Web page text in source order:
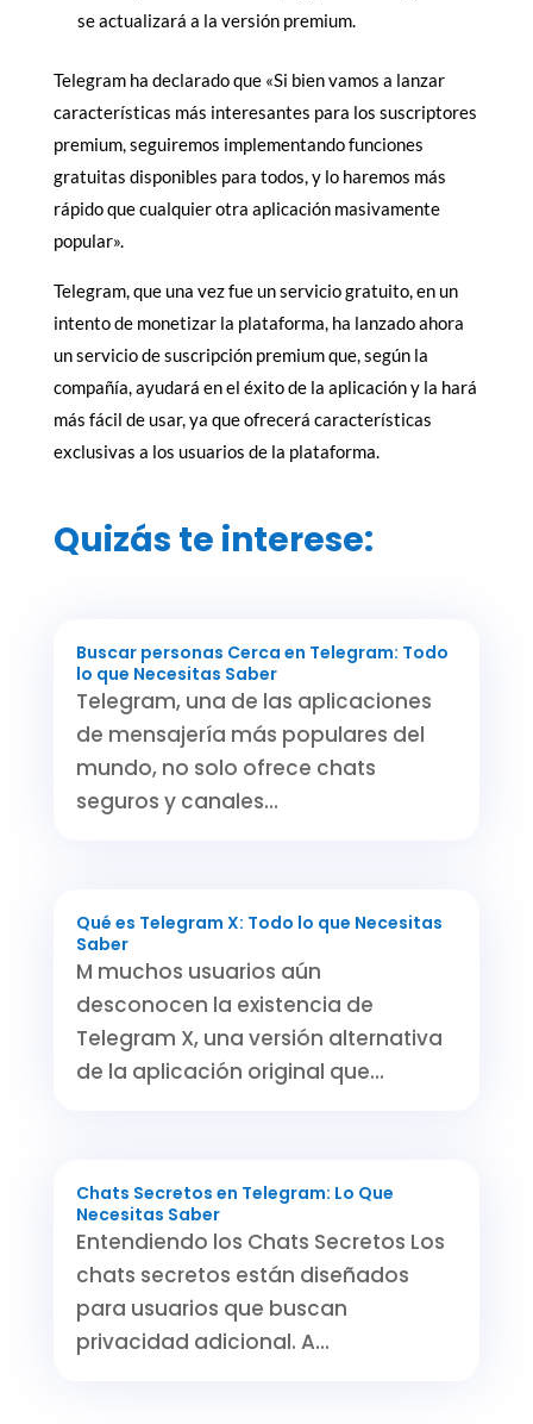
se actualizará a la versión premium.
Telegram ha declarado que «Si bien vamos a lanzar
características más interesantes para los suscriptores
premium, seguiremos implementando funciones
gratuitas disponibles para todos, y lo haremos más
rápido que cualquier otra aplicación masivamente
popular».
Telegram, que una vez fue un servicio gratuito, en un
intento de monetizar la plataforma, ha lanzado ahora
un servicio de suscripción premium que, según la
compañía, ayudará en el éxito de la aplicación y la hará
más fácil de usar, ya que ofrecerá características
exclusivas a los usuarios de la plataforma.
Quizás te interese:
Buscar personas Cerca en Telegram: Todo
lo que Necesitas Saber
Telegram, una de las aplicaciones
de mensajería más populares del
mundo, no solo ofrece chats
seguros y canales...
Qué es Telegram X: Todo lo que Necesitas
Saber
M muchos usuarios aún
desconocen la existencia de
Telegram X, una versión alternativa
de la aplicación original que...
Chats Secretos en Telegram: Lo Que
Necesitas Saber
Entendiendo los Chats Secretos Los
chats secretos están diseñados
para usuarios que buscan
privacidad adicional. A...